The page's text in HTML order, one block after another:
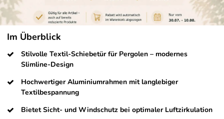
Im Überblick
Stilvolle Textil-Schiebetür für Pergolen – modernes
Slimline-Design
Hochwertiger Aluminiumrahmen mit langlebiger
Textilbespannung
Bietet Sicht- und Windschutz bei optimaler Luftzirkulation